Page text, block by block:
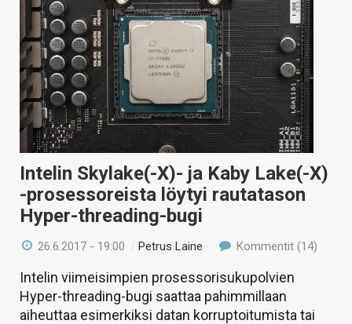
Intelin Skylake(-X)- ja Kaby Lake(-X)
-prosessoreista löytyi rautatason
Hyper-threading-bugi
26.6.2017 - 19:00 /Petrus Laine Kommentit (14)
Intelin viimeisimpien prosessorisukupolvien
Hyper-threading-bugi saattaa pahimmillaan
aiheuttaa esimerkiksi datan korruptoitumista tai